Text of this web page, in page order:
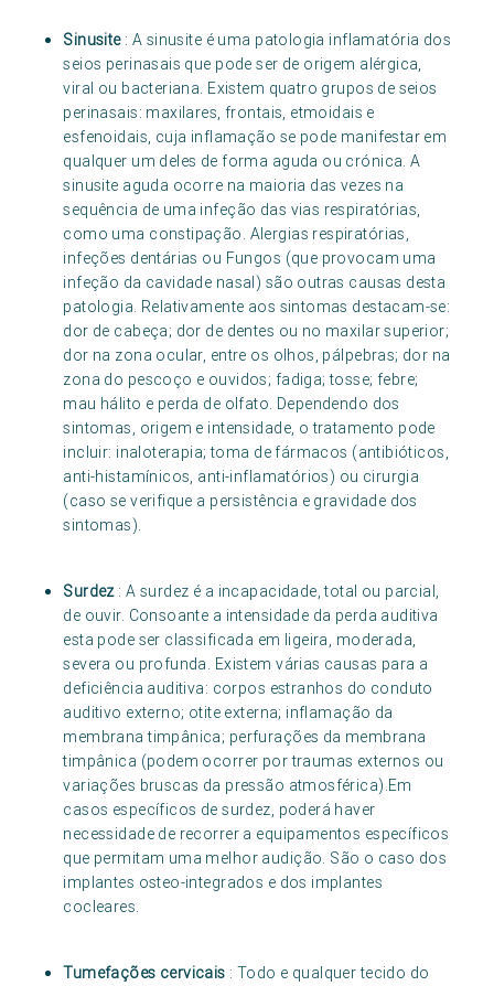
Sinusite: A sinusite é uma patologia inflamatória dos
seios perinasais que pode ser de origem alérgica,
viral ou bacteriana. Existem quatro grupos de seios
perinasais: maxilares, frontais, etmoidais e
esfenoidais, cuja inflamação se pode manifestar em
qualquer um deles de forma aguda ou crónica. A
sinusite aguda ocorre na maioria das vezes na
sequência de uma infeção das vias respiratórias,
como uma constipação. Alergias respiratórias,
infeções dentárias ou Fungos (que provocam uma
infeção da cavidade nasal) são outras causas desta
patologia. Relativamente aos sintomas destacam-se:
dor de cabeça; dor de dentes ou no maxilar superior;
dor na zona ocular, entre os olhos, pálpebras; dor na
zona do pescoço e ouvidos; fadiga; tosse; febre;
mau hálito e perda de olfato. Dependendo dos
sintomas, origem e intensidade, o tratamento pode
incluir: inaloterapia; toma de fármacos (antibióticos,
anti-histamínicos, anti-inflamatórios) ou cirurgia
(caso se verifique a persistência e gravidade dos
sintomas).
Surdez: A surdez é a incapacidade, total ou parcial,
de ouvir. Consoante a intensidade da perda auditiva
esta pode ser classificada em ligeira, moderada,
severa ou profunda. Existem várias causas para a
deficiência auditiva: corpos estranhos do conduto
auditivo externo; otite externa; inflamação da
membrana timpânica; perfurações da membrana
timpânica (podem ocorrer por traumas externos ou
variações bruscas da pressão atmosférica).Em
casos específicos de surdez, poderá haver
necessidade de recorrer a equipamentos específicos
que permitam uma melhor audição. São o caso dos
implantes osteo-integrados e dos implantes
cocleares.
Tumefações cervicais : Todo e qualquer tecido do